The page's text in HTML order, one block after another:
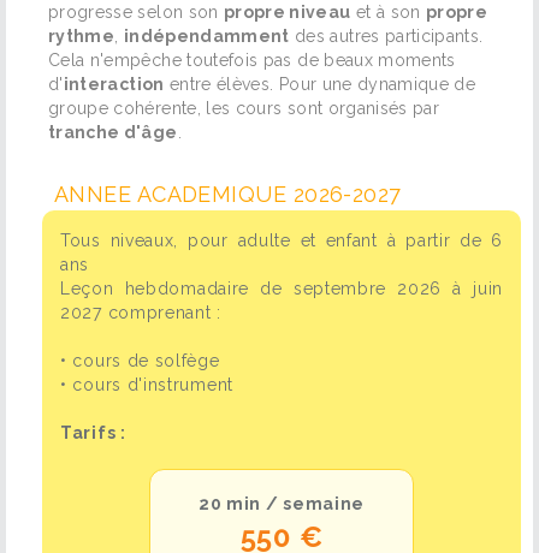
progresse selon son propre niveau et à son propre
rythme
indépendamment des autres participants.
Cela n'empêche toutefois pas de beaux moments
d'interaction entre élèves. Pour une dynamique de
groupe cohérente, les cours sont organisés par
tranche d'âge
ANNEE ACADEMIQUE 2026-2027
Tous niveaux, pour adulte et enfant à partir de 6
ans
Leçon hebdomadaire de septembre 2026 à juin
2027 comprenant :
• cours de solfège
• cours d'instrument
Tarifs :
20 min / semaine
550 €